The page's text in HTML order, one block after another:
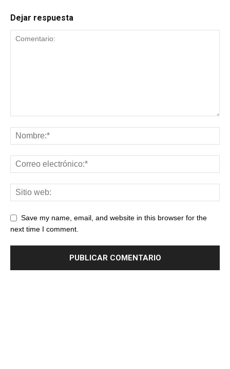
Dejar respuesta
Save my name, email, and website in this browser for the
next time I comment.